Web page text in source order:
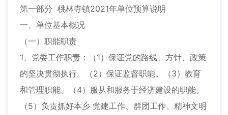
第一部分 桃林寺镇2021年单位预算说明
一、单位基本概况
（一）职能职责
1、党委工作职责：（1）保证党的路线、方针、政策
的坚决贯彻执行。（2）保证监督职能。（3）教育
和管理职能。（4）服从和服务于经济建设的职能。
（5）负责抓好本乡 党建工作、群团工作、精神文明